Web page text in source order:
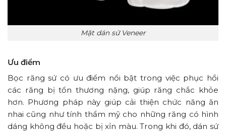
Mặt dán sứ Veneer
Ưu điểm
Bọc răng sứ có ưu điểm nổi bật trong việc phục hồi
các răng bị tổn thương nặng, giúp răng chắc khỏe
hơn. Phương pháp này giúp cải thiện chức năng ăn
nhai cũng như tính thẩm mỹ cho những răng có hình
dáng không đều hoặc bị xỉn màu. Trong khi đó, dán sứ